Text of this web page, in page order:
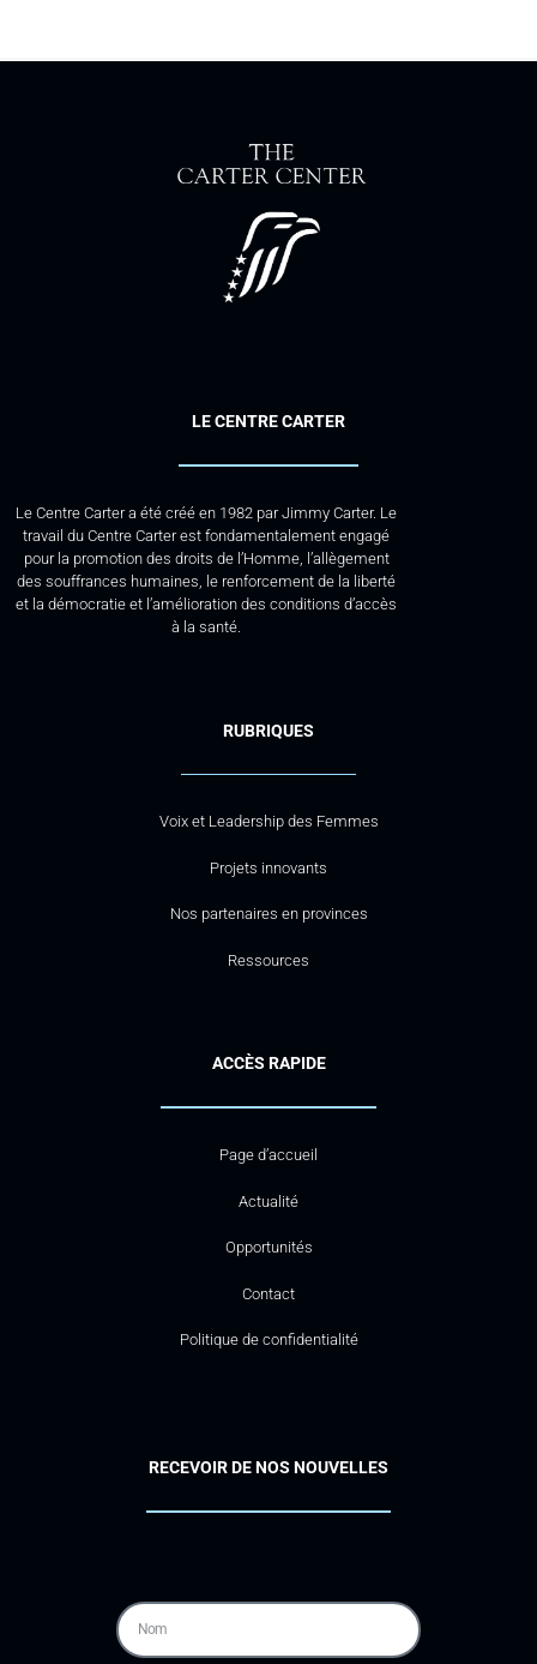
LE CENTRE CARTER
Le Centre Carter a été créé en 1982 par Jimmy Carter. Le
travail du Centre Carter est fondamentalement engagé
pour la promotion des droits de l’Homme, l’allègement
des souffrances humaines, le renforcement de la liberté
et la démocratie et l’amélioration des conditions d’accès
à la santé.
RUBRIQUES
Voix et Leadership des Femmes
Projets innovants
Nos partenaires en provinces
Ressources
ACCÈS RAPIDE
Page d’accueil
Actualité
Opportunités
Contact
Politique de confidentialité
RECEVOIR DE NOS NOUVELLES